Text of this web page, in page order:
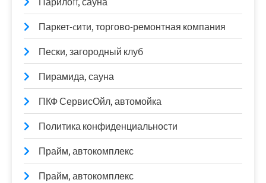
Паркет-cити, торгово-ремонтная компания
Пески, загородный клуб
Пирамида, сауна
ПКФ СервисОйл, автомойка
Политика конфиденциальности
Прайм, автокомплекс
Прайм, автокомплекс